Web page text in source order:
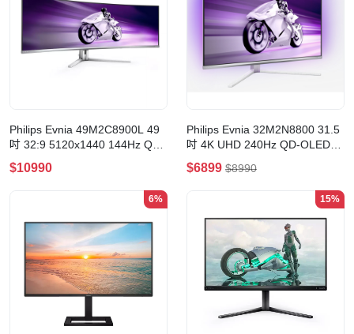
Philips Evnia 49M2C8900L 49
吋 32:9 5120x1440 144Hz QD-
OLED 0.03ms HDMI 2.1 1800R
曲面電競顯示器
$10990
Philips Evnia 32M2N8800 31.5
吋 4K UHD 240Hz QD-OLED
0.03ms HDR TrueBlack400 電
競顯示器
$6899 $8990
6% 15%